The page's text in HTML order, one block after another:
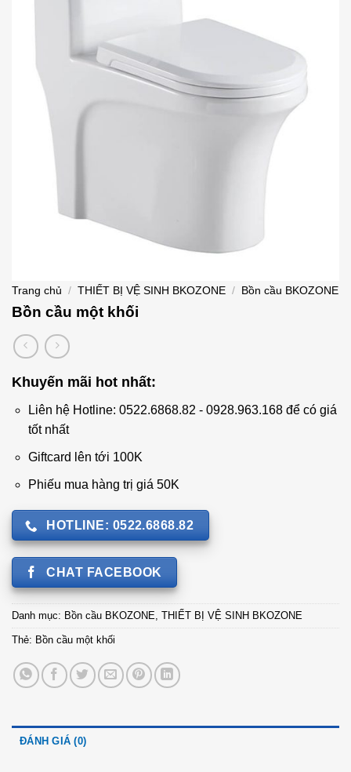
Trang chủ / THIẾT BỊ VỆ SINH BKOZONE / Bồn cầu BKOZONE
Bồn cầu một khối
Khuyến mãi hot nhất:
Liên hệ Hotline: 0522.6868.82 - 0928.963.168 để có giá
tốt nhất
Giftcard lên tới 100K
Phiếu mua hàng trị giá 50K
HOTLINE: 0522.6868.82
CHAT FACEBOOK
Danh mục: Bồn cầu BKOZONE, THIẾT BỊ VỆ SINH BKOZONE
Thẻ: Bồn cầu một khối
ĐÁNH GIÁ (0)